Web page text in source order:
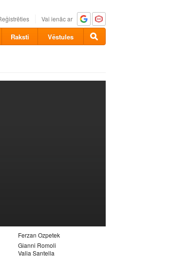
Vai ienāc ar
Raksti Vēstules
Ferzan Ozpetek
Gianni Romoli
Valia Santella